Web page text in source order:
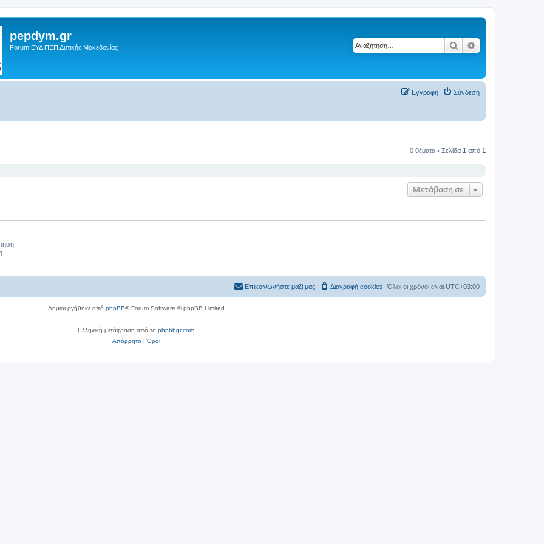
pepdym.gr
Forum ΕΥΔ ΠΕΠ Δυτικής Μακεδονίας Αναζήτηση
Σύνδεση
Εγγραφή
0 θέματα • Σελίδα 1 από 1
Μετάβαση σε
Όλοι οι χρόνοι είναι UTC+03:00
Διαγραφή cookies
Επικοινωνήστε μαζί μας
Δημιουργήθηκε από phpBB® Forum Software © phpBB Limited
Ελληνική μετάφραση από το phpbbgr.com
Απόρρητο|Όροι